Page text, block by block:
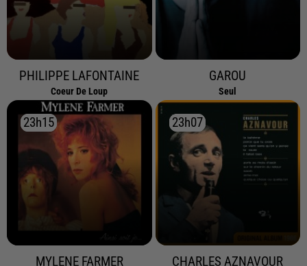
PHILIPPE LAFONTAINE
Coeur De Loup
GAROU
Seul
23h15
23h15
MYLENE FARMER
23h07
23h07
CHARLES AZNAVOUR